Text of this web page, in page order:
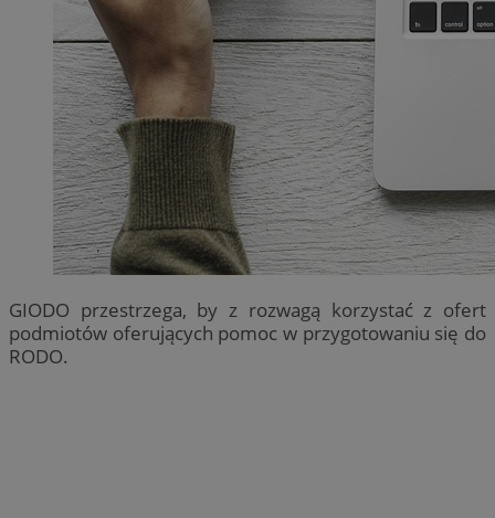
GIODO przestrzega, by z rozwagą korzystać z ofert
podmiotów oferujących pomoc w przygotowaniu się do
RODO.